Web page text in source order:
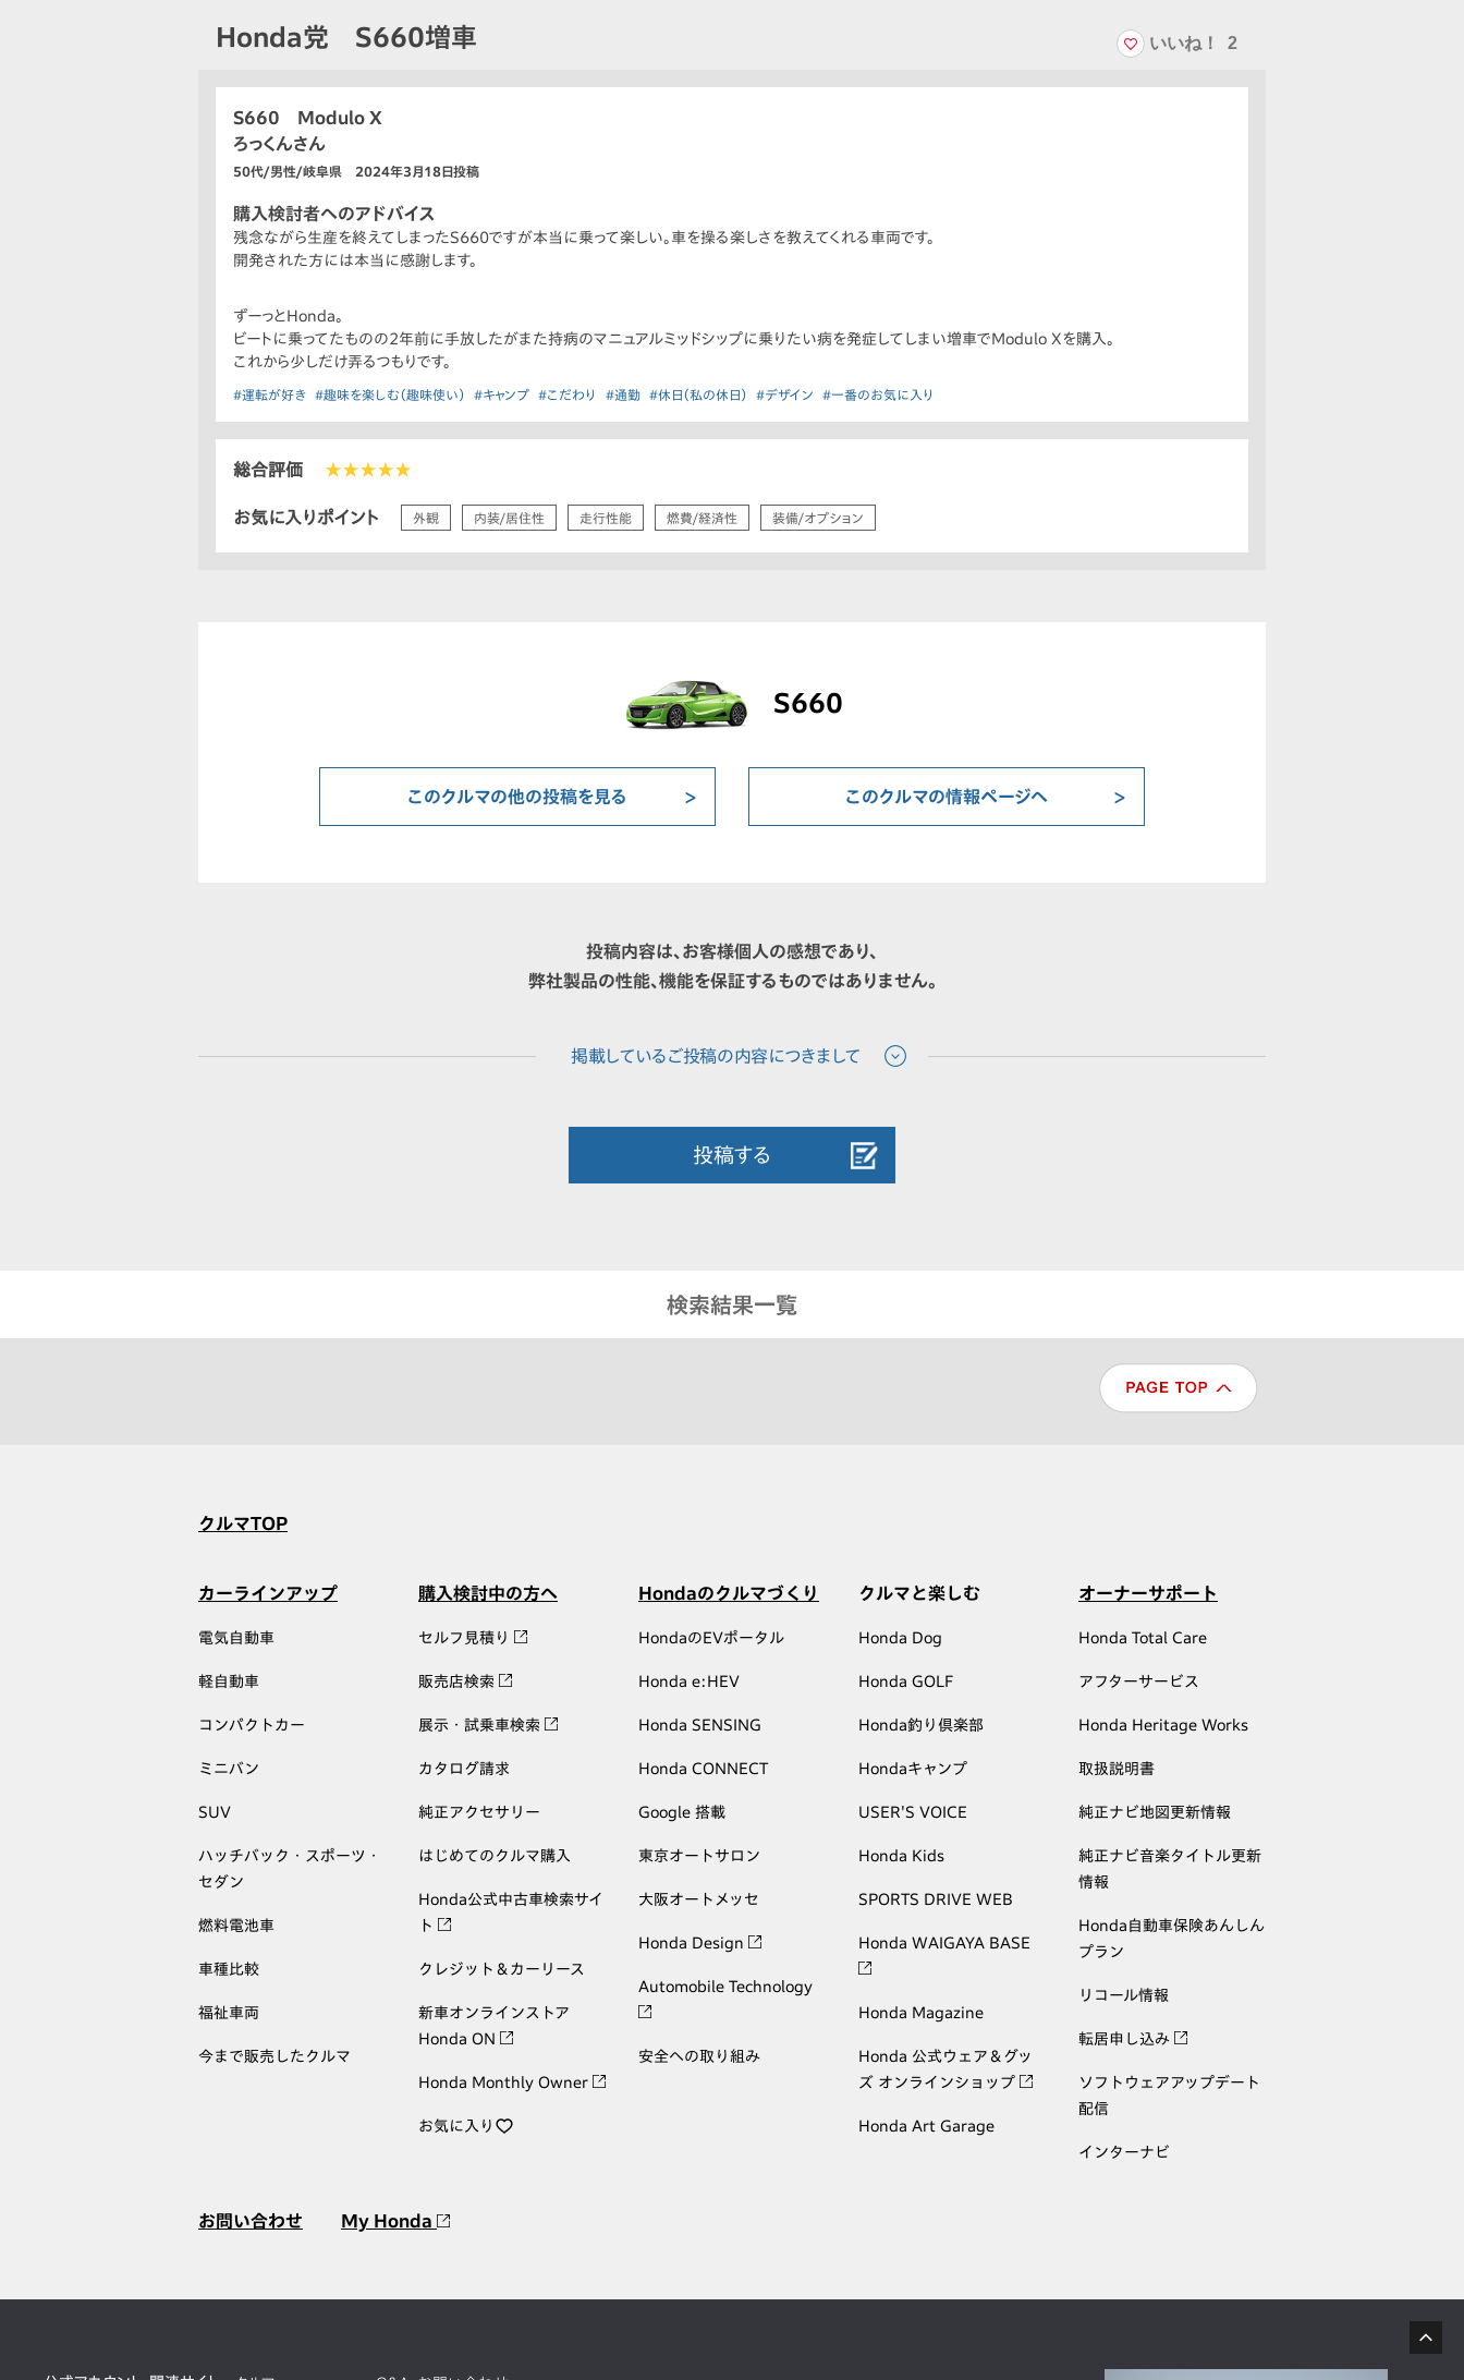
Honda党 S660増車 いいね！ 2
S660 Modulo X
ろっくんさん
50代/男性/岐阜県 2024年3月18日投稿
購入検討者へのアドバイス
残念ながら生産を終えてしまったS660ですが本当に乗って楽しい。車を操る楽しさを教えてくれる車両です。
開発された方には本当に感謝します。
ずーっとHonda。
ビートに乗ってたものの2年前に手放したがまた持病のマニュアルミッドシップに乗りたい病を発症してしまい増車でModulo Xを購入。
これから少しだけ弄るつもりです。
#運転が好き #趣味を楽しむ（趣味使い） #キャンプ #こだわり #通勤 #休日（私の休日） #デザイン #一番のお気に入り
総合評価 ★★★★★
お気に入りポイント 外観 内装/居住性 走行性能 燃費/経済性 装備/オプション
S660
このクルマの他の投稿を見る このクルマの情報ページへ
投稿内容は、お客様個人の感想であり、
弊社製品の性能、機能を保証するものではありません。
投稿する
検索結果一覧
クルマTOP
カーラインアップ
電気自動車
軽自動車
コンパクトカー
ミニバン
SUV
ハッチバック・スポーツ・
セダン
燃料電池車
車種比較
福祉車両
今まで販売したクルマ
購入検討中の方へ
セルフ見積り
販売店検索
展示・試乗車検索
カタログ請求
純正アクセサリー
はじめてのクルマ購入
Honda公式中古車検索サイ
ト
クレジット＆カーリース
新車オンラインストア
Honda ON
Honda Monthly Owner
お気に入り
Hondaのクルマづくり
HondaのEVポータル
Honda e:HEV
Honda SENSING
Honda CONNECT
Google 搭載
東京オートサロン
大阪オートメッセ
Honda Design
Automobile Technology
安全への取り組み
クルマと楽しむ
Honda Dog
Honda GOLF
Honda釣り倶楽部
Hondaキャンプ
USER'S VOICE
Honda Kids
SPORTS DRIVE WEB
Honda WAIGAYA BASE
Honda Magazine
Honda 公式ウェア＆グッ
ズ オンラインショップ
Honda Art Garage
オーナーサポート
Honda Total Care
アフターサービス
Honda Heritage Works
取扱説明書
純正ナビ地図更新情報
純正ナビ音楽タイトル更新
情報
Honda自動車保険あんしん
プラン
リコール情報
転居申し込み
ソフトウェアアップデート
配信
インターナビ
お問い合わせ My Honda